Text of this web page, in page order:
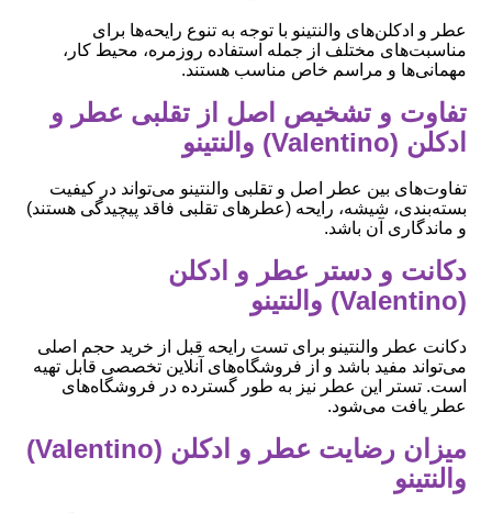
عطر و ادکلن‌های والنتینو با توجه به تنوع رایحه‌ها برای
مناسبت‌های مختلف از جمله استفاده روزمره، محیط کار،
مهمانی‌ها و مراسم خاص مناسب هستند.
تفاوت و تشخیص اصل از تقلبی عطر و
ادکلن (Valentino) والنتینو
تفاوت‌های بین عطر اصل و تقلبی والنتینو می‌تواند در کیفیت
بسته‌بندی، شیشه، رایحه (عطرهای تقلبی فاقد پیچیدگی هستند)
و ماندگاری آن باشد.
دکانت و دستر عطر و ادکلن
(Valentino) والنتینو
دکانت عطر والنتینو برای تست رایحه قبل از خرید حجم اصلی
می‌تواند مفید باشد و از فروشگاه‌های آنلاین تخصصی قابل تهیه
است. تستر این عطر نیز به طور گسترده در فروشگاه‌های
عطر یافت می‌شود.
میزان رضایت عطر و ادکلن (Valentino)
والنتینو